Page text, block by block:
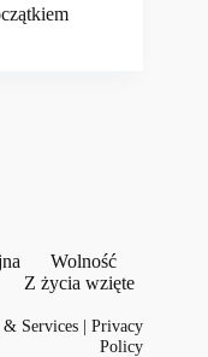
Wolność
Z życia wzięte
& Services |Privacy
Policy